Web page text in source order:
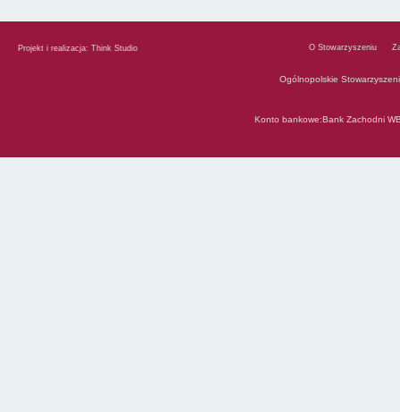
Projekt i realizacja: Think Studio O Stowarzyszeniu
Ogólnopolskie
Konto bankowe:Bank Zachodni